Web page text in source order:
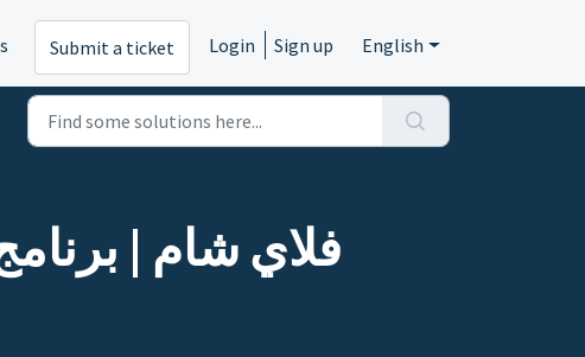
Submit a ticket Login Sign up English
فلاي شام | برنامج الربيع من 01/